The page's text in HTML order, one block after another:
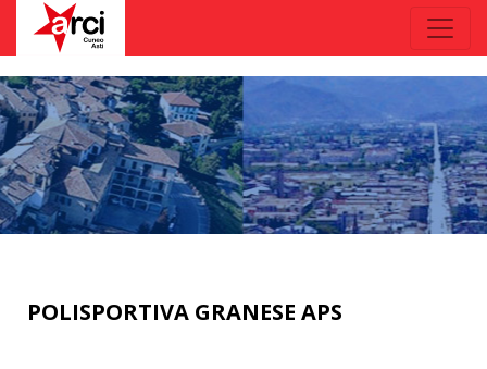
POLISPORTIVA GRANESE APS